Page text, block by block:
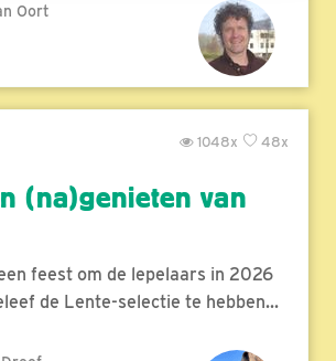
Oort
48x
1048x
(na)genieten van
feest om de lepelaars in 2026
de Lente-selectie te hebben...